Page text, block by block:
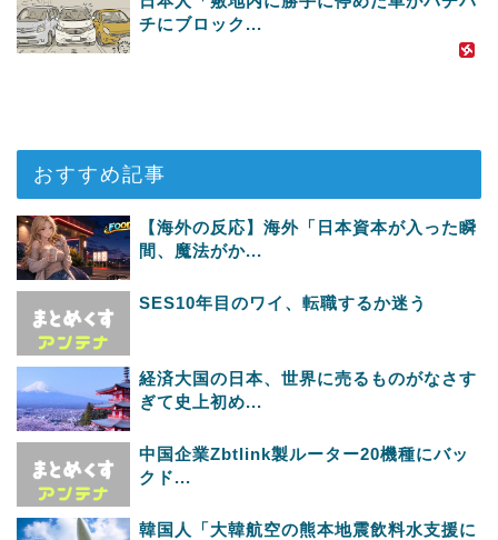
チにブロック...
おすすめ記事
【海外の反応】海外「日本資本が入った瞬
間、魔法がか...
SES10年目のワイ、転職するか迷う
経済大国の日本、世界に売るものがなさす
ぎて史上初め...
中国企業Zbtlink製ルーター20機種にバッ
クド...
韓国人「大韓航空の熊本地震飲料水支援に